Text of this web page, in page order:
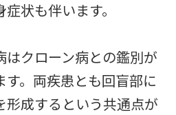
状も伴います。
はクローン病との鑑別が
。両疾患とも回盲部に
形成するという共通点が